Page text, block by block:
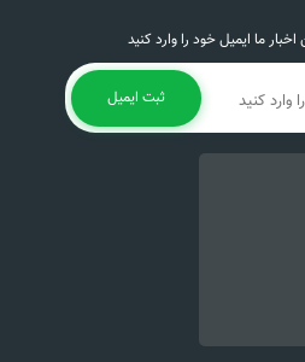
ما ایمیل خود را وارد کنید
ثبت ایمیل